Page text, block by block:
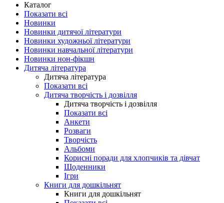
Каталог
Показати всі
Новинки
Новинки дитячої літератури
Новинки художньої літератури
Новинки навчальної літератури
Новинки нон-фікшн
Дитяча література
Дитяча література
Показати всі
Дитяча творчість і дозвілля
Дитяча творчість і дозвілля
Показати всі
Анкети
Розваги
Творчість
Альбоми
Корисні поради для хлопчиків та дівчат
Щоденники
Ігри
Книги для дошкільнят
Книги для дошкільнят